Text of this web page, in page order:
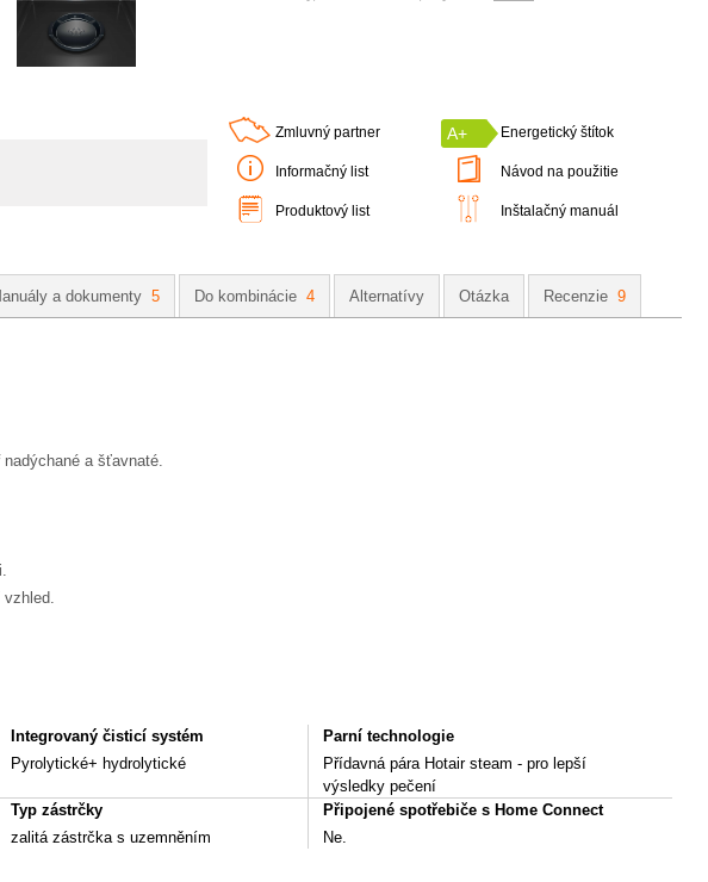
Zmluvný partner A+ Energetický štítok
Informačný list Návod na použitie
Produktový list Inštalačný manuál
a dokumenty 5 Do kombinácie 4 Alternatívy Otázka Recenzie 9
a šťavnaté.
Integrovaný čisticí systém
Pyrolytické+ hydrolytické
Parní technologie
Přídavná pára Hotair steam - pro lepší
výsledky pečení
Typ zástrčky
zalitá zástrčka s uzemněním
Připojené spotřebiče s Home Connect
Ne.